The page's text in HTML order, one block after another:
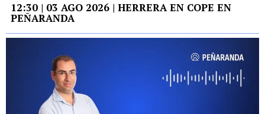
12:30 | 03 AGO 2026 | HERRERA EN COPE EN
PEÑARANDA